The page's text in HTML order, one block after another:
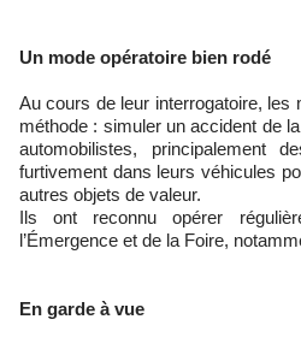
Un mode opératoire bien rodé
Au cours de leur interrogatoire, les
méthode : simuler un accident de
automobilistes, principalement
furtivement dans leurs véhicules
autres objets de valeur.
Ils ont reconnu opérer
l’Émergence et de la Foire,
En garde à vue